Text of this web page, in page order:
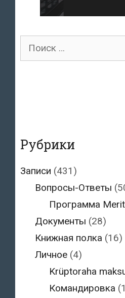
Поиск
Рубрики
Записи (431)
Вопросы-Ответы
Программа Merit
Документы (28)
Книжная полка (16)
Личное(4)
Krüptoraha
Командировка